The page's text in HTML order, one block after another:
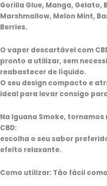
Gorilla Glue, Manga, Gelato,
Marshmallow, Melon Mint,
Berries.
O vaper descartável com
pronto a utilizar, sem
reabastecer de líquido.
O seu design compacto e
ideal para levar consigo
Na Iguana Smoke,
CBD:
escolha o seu sabor
efeito relaxante.
Como utilizar: Tão fácil